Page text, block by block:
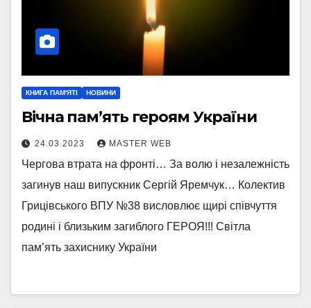
КНИГА ПАМ'ЯТІ НОВИНИ
Вічна пам’ять героям України
24.03.2023 MASTER WEB
Чергова втрата на фронті… За волю і незалежність
загинув наш випускник Сергій Яремчук… Колектив
Грицівського ВПУ №38 висловлює щирі співчуття
родині і близьким загиблого ГЕРОЯ!!! Світла
пам’ять захиснику України